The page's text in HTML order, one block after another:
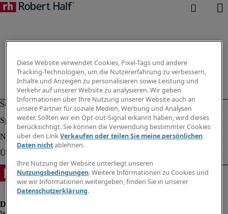
Diese Website verwendet Cookies, Pixel-Tags und andere
Tracking-Technologien, um die Nutzererfahrung zu verbessern,
Inhalte und Anzeigen zu personalisieren sowie Leistung und
Verkehr auf unserer Website zu analysieren. Wir geben
Informationen über Ihre Nutzung unserer Website auch an
unsere Partner für soziale Medien, Werbung und Analysen
weiter. Sollten wir ein Opt-out-Signal erkannt haben, wird dieses
berücksichtigt. Sie können die Verwendung bestimmter Cookies
über den LinkVerkaufen oder teilen Sie meine persönlichen
Daten nichtablehnen.
Ihre Nutzung der Website unterliegt unseren
Nutzungsbedingungen. Weitere Informationen zu Cookies und
wie wir Informationen weitergeben, finden Sie in unserer
Datenschutzerklärung.